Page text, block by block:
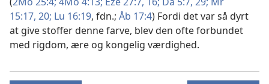
15:17, 20; Lu 16:19, fdn.; Åb 17:4) Fordi det var så dyrt
at give stoffer denne farve, blev den ofte forbundet
med rigdom, ære og kongelig værdighed.